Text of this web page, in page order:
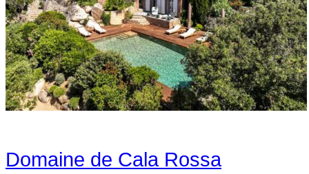
Domaine de Cala Rossa